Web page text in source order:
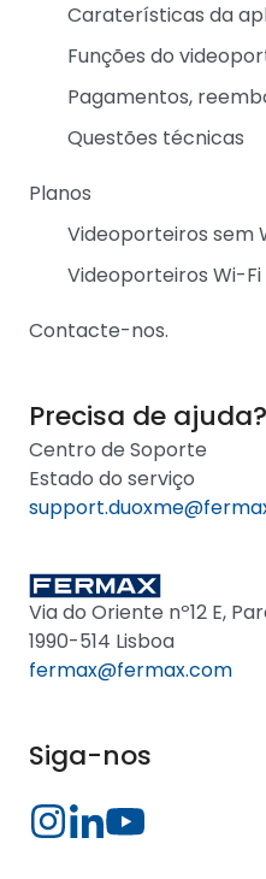
Caraterísticas da
Funções do
Pagamentos,
Questões técnicas
Planos
Videoporteiros sem
Videoporteiros Wi-Fi
Contacte-nos.
Precisa de ajuda?
Centro de Soporte
Estado do serviço
Via do Oriente nº12 E,
1990-514 Lisboa
fermax@fermax.com
Siga-nos